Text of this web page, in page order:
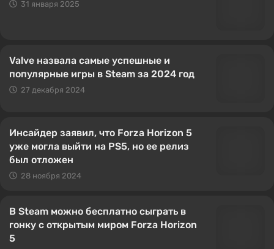
31 января 2025
Valve назвала самые успешные и
популярные игры в Steam за 2024 год
27 декабря 2024
Инсайдер заявил, что Forza Horizon 5
уже могла выйти на PS5, но ее релиз
был отложен
28 ноября 2024
В Steam можно бесплатно сыграть в
гонку с открытым миром Forza Horizon
5